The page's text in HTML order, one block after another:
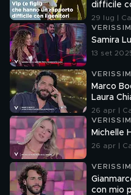
difficile
29 lug |
Samira
13 set
Marco
Laura
26 apr |
Michelle
26 apr |
con mio